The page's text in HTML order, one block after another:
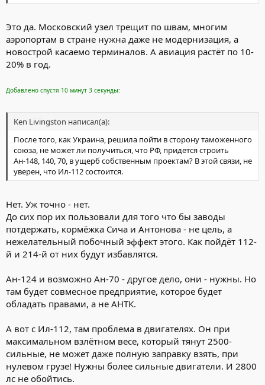
Это да. Московский узел трещит по швам, многим
аэропортам в стране нужна даже не модернизация, а
новострой касаемо терминалов. А авиация растёт по 10-
20% в год.
Добавлено спустя 10 минут 3 секунды:
Ken Livingston написал(а):
После того, как Украина, решила пойти в сторону таможенного
союза, не может ли получиться, что РФ, придется строить
Ан-148, 140, 70, в ущерб собственным проектам? В этой связи, не
уверен, что Ил-112 состоится.
Нет. Уж точно - нет.
До сих пор их пользовали для того что бы заводы
потдержать, кормёжка Сича и Антонова - не цель, а
нежелательный побочный эффект этого. Как пойдёт 112-
й и 214-й от них будут избавлятся.
Ан-124 и возможно Ан-70 - другое дело, они - нужны. Но
там будет совмесное предприятие, которое будет
обладать правами, а не АНТК.
А вот с Ил-112, там проблема в двигателях. Он при
максимальном взлётном весе, который тянут 2500-
сильные, не может даже полную заправку взять, при
нулевом грузе! Нужны более сильные двигатели. И 2800
лс не обойтись.